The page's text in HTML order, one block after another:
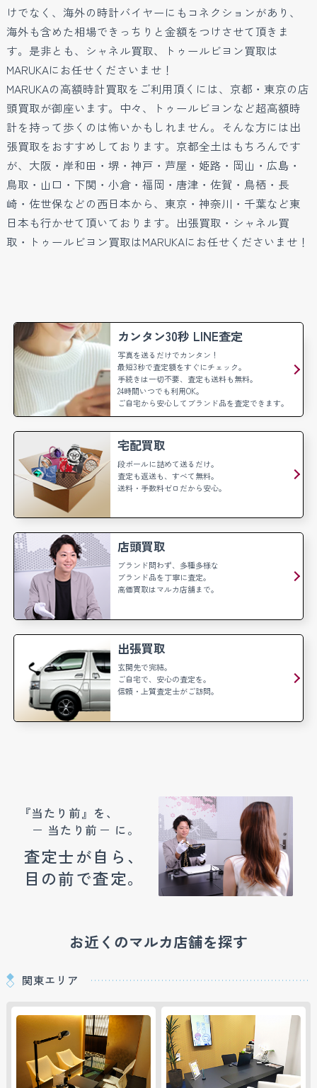
けでなく、海外の時計バイヤーにもコネクションがあり、
海外も含めた相場できっちりと金額をつけさせて頂きま
す。是非とも、シャネル買取、トゥールビヨン買取は
MARUKAにお任せくださいませ！
MARUKAの高額時計買取をご利用頂くには、京都・東京の店
頭買取が御座います。中々、トゥールビヨンなど超高額時
計を持って歩くのは怖いかもしれません。そんな方には出
張買取をおすすめしております。京都全土はもちろんです
が、大阪・岸和田・堺・神戸・芦屋・姫路・岡山・広島・
鳥取・山口・下関・小倉・福岡・唐津・佐賀・鳥栖・長
崎・佐世保などの西日本から、東京・神奈川・千葉など東
日本も行かせて頂いております。出張買取・シャネル買
取・トゥールビヨン買取はMARUKAにお任せくださいませ！
カンタン30秒 LINE査定
写真を送るだけでカンタン！
最短3秒で査定額をすぐにチェック。
手続きは一切不要、査定も送料も無料。
24時間いつでも利用OK。
ご自宅から安心してブランド品を査定できます。
宅配買取
段ボールに詰めて送るだけ。
査定も返送も、すべて無料。
送料・手数料ゼロだから安心。
店頭買取
ブランド問わず、多種多様な
ブランド品を丁寧に査定。
高価買取はマルカ店舗まで。
出張買取
玄関先で完結。
ご自宅で、安心の査定を。
信頼・上質査定士がご訪問。
『当たり前』を、
当たり前
に。
査定士が自ら、
目の前で査定。
お近くのマルカ店舗を探す
関東エリア